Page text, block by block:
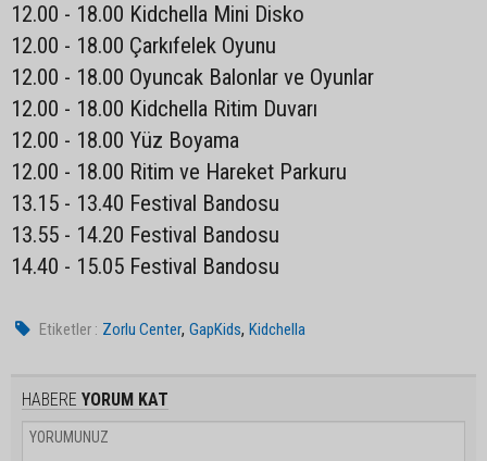
12.00 - 18.00 Kidchella Mini Disko
12.00 - 18.00 Çarkıfelek Oyunu
12.00 - 18.00 Oyuncak Balonlar ve Oyunlar
12.00 - 18.00 Kidchella Ritim Duvarı
12.00 - 18.00 Yüz Boyama
12.00 - 18.00 Ritim ve Hareket Parkuru
13.15 - 13.40 Festival Bandosu
13.55 - 14.20 Festival Bandosu
14.40 - 15.05 Festival Bandosu
Etiketler : Zorlu Center,GapKids,Kidchella
HABERE YORUM KAT